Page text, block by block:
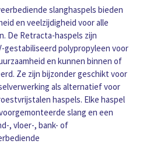
slanghaspels bieden
en veelzijdigheid voor alle
De Retracta-haspels zijn
gestabiliseerd polypropyleen voor
en kunnen binnen of
Ze zijn bijzonder geschikt voor
als alternatief voor
haspels. Elke haspel
slang en een
, vloer-, bank- of